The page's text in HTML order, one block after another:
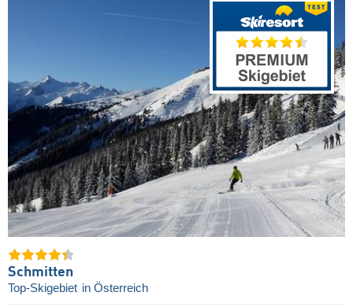
Schmitten
Top-Skigebiet in Österreich